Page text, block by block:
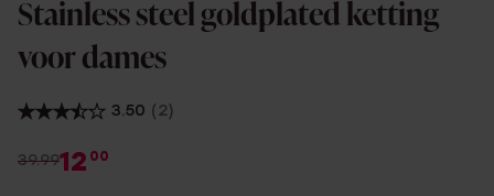
Stainless steel goldplated ketting
voor dames
3.50 (2)
39.9912 00